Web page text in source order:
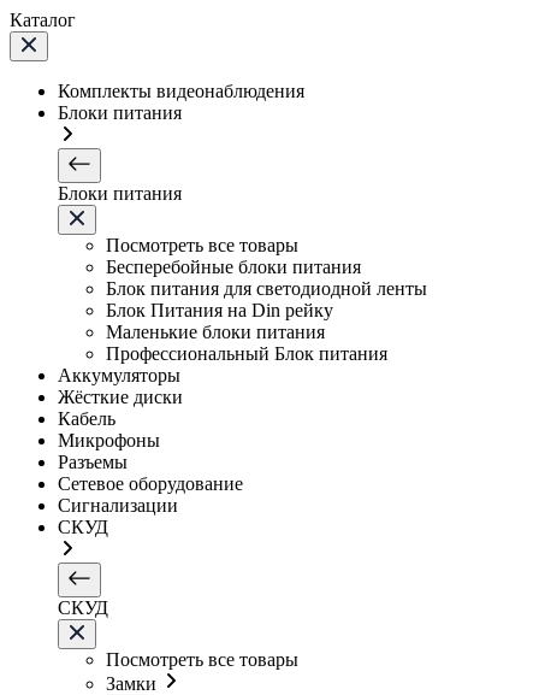
Каталог
Комплекты видеонаблюдения
Блоки питания
Блоки питания
Посмотреть все товары
Бесперебойные блоки питания
Блок питания для светодиодной ленты
Блок Питания на Din рейку
Маленькие блоки питания
Профессиональный Блок питания
Аккумуляторы
Жёсткие диски
Кабель
Микрофоны
Разъемы
Сетевое оборудование
Сигнализации
СКУД
СКУД
Посмотреть все товары
Замки